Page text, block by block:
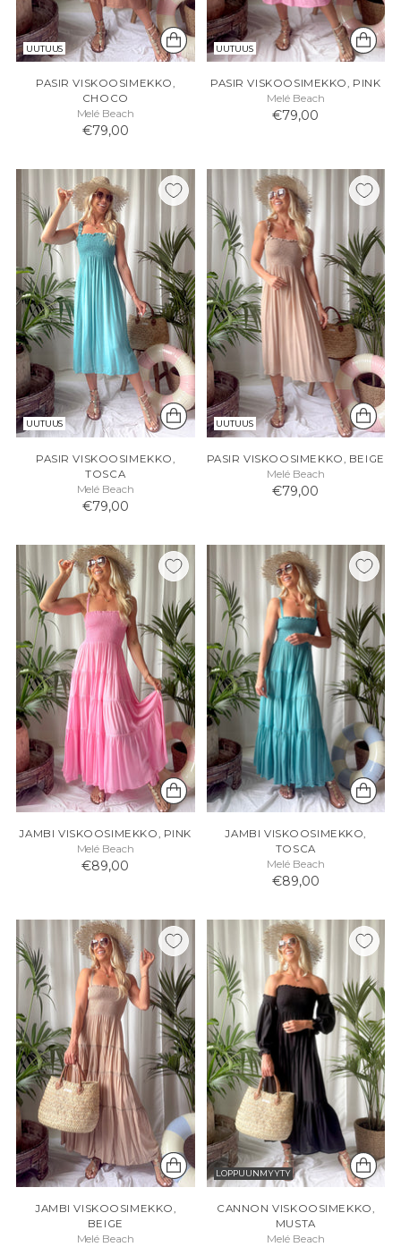
UUTUUS
PASIR VISKOOSIMEKKO,
CHOCO
Melé Beach
€79,00
UUTUUS
PASIR VISKOOSIMEKKO, PINK
Melé Beach
€79,00
UUTUUS
PASIR VISKOOSIMEKKO,
TOSCA
Melé Beach
€79,00
UUTUUS
PASIR VISKOOSIMEKKO, BEIGE
Melé Beach
€79,00
JAMBI VISKOOSIMEKKO, PINK
Melé Beach
€89,00
JAMBI VISKOOSIMEKKO,
TOSCA
Melé Beach
€89,00
JAMBI VISKOOSIMEKKO,
BEIGE
Melé Beach
LOPPUUNMYYTY
CANNON VISKOOSIMEKKO,
MUSTA
Melé Beach